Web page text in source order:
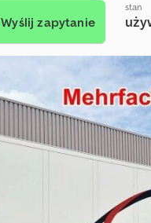
Wyślij zapytanie
stan